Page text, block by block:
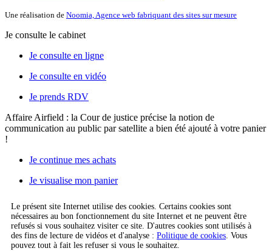
Une réalisation de Noomia, Agence web fabriquant des sites sur mesure
Je consulte le cabinet
Je consulte en ligne
Je consulte en vidéo
Je prends RDV
Affaire Airfield : la Cour de justice précise la notion de
communication au public par satellite a bien été ajouté à votre panier
!
Je continue mes achats
Je visualise mon panier
Le présent site Internet utilise des cookies. Certains cookies sont
nécessaires au bon fonctionnement du site Internet et ne peuvent être
refusés si vous souhaitez visiter ce site. D'autres cookies sont utilisés à
des fins de lecture de vidéos et d'analyse : Politique de cookies. Vous
pouvez tout à fait les refuser si vous le souhaitez.